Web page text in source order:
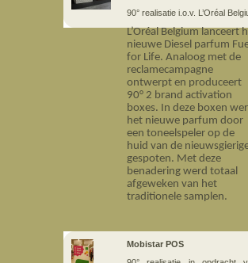
90° realisatie i.o.v. L’Oréal
L’Oréal Belgium lanceert
nieuwe Diesel parfum
for Life. Analoog met de
reclamecampagne
ontwerpt en produceert
90° 2 brand activation
boxes. In deze boxen
het nieuwe parfum door
een toneelspeler op de
huid van de
gespoten. Met deze
benadering werd totaal
afgeweken van het
traditionele samplen.
Mobistar POS